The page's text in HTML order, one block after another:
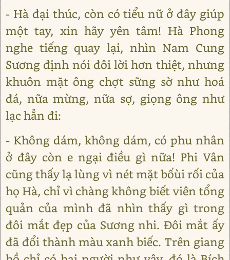
- Hà đại thúc, còn có tiểu nữ ở đây giúp
một tay, xin hãy yên tâm! Hà Phong
nghe tiếng quay lại, nhìn Nam Cung
Sương định nói đôi lời hơn thiệt, nhưng
khuôn mặt ông chợt sững sờ như hoá
đá, nữa mừng, nữa sợ, giọng ông như
lạc hẳn đi:
- Không dám, không dám, có phu nhân
ở đây còn e ngại điều gì nữa! Phi Vân
cũng thấy lạ lùng vì nét mặt bốùi rối của
họ Hà, chỉ vì chàng không biết viên tổng
quản của mình đã nhìn thấy gì trong
đôi mắt đẹp của Sương nhi. Đôi mắt ấy
đã đổi thành màu xanh biếc. Trên giang